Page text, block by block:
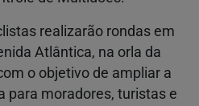
realizarão rondas em
Atlântica, na orla da
o objetivo de ampliar a
para moradores, turistas e